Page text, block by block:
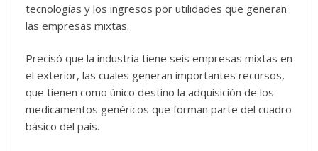
tecnologías y los ingresos por utilidades que generan
las empresas mixtas.
Precisó que la industria tiene seis empresas mixtas en
el exterior, las cuales generan importantes recursos,
que tienen como único destino la adquisición de los
medicamentos genéricos que forman parte del cuadro
básico del país.